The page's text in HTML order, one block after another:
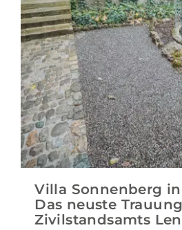
Villa Sonnenberg
Das neuste
Zivilstandsamts